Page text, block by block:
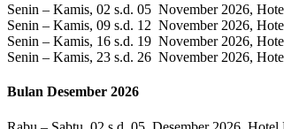
Senin – Kamis, 02 s.d. 05 November 2026,
Senin – Kamis, 09 s.d. 12 November 2026,
Senin – Kamis, 16 s.d. 19 November 2026,
Senin – Kamis, 23 s.d. 26 November 2026,
Bulan Desember 2026